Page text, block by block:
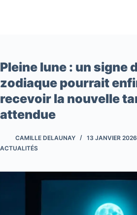
Pleine lune : un signe
zodiaque pourrait
recevoir la nouvelle
attendue
CAMILLE DELAUNAY
13 JANVIER
ACTUALITÉS